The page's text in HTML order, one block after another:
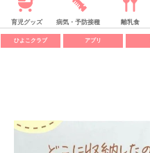
育児グッズ 病気・予防接種 離乳食
ひよこクラブ アプリ